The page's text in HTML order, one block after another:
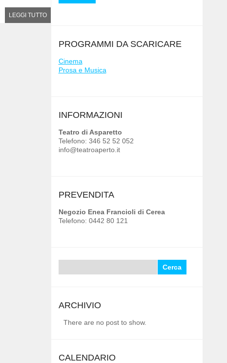
LEGGI TUTTO
PROGRAMMI DA SCARICARE
Cinema
Prosa e Musica
INFORMAZIONI
Teatro di Asparetto
Telefono: 346 52 52 052
info@teatroaperto.it
PREVENDITA
Negozio Enea Francioli di Cerea
Telefono: 0442 80 121
ARCHIVIO
There are no post to show.
CALENDARIO